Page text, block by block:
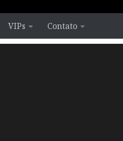
VIPs Contato